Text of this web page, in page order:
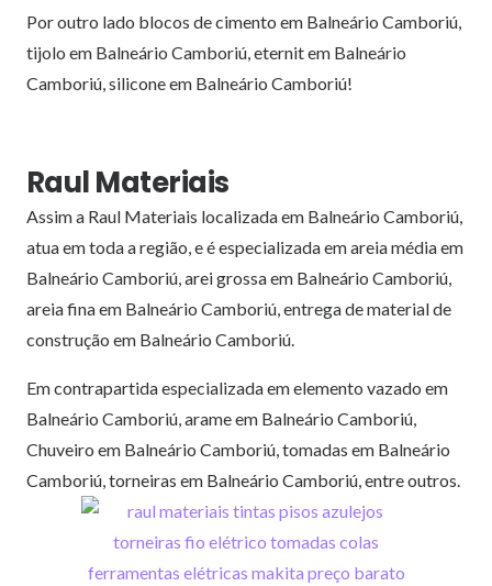
Por outro lado blocos de cimento em Balneário Camboriú,
tijolo em Balneário Camboriú, eternit em Balneário
Camboriú, silicone em Balneário Camboriú!
Raul Materiais
Assim a Raul Materiais localizada em Balneário Camboriú,
atua em toda a região, e é especializada em areia média em
Balneário Camboriú, arei grossa em Balneário Camboriú,
areia fina em Balneário Camboriú, entrega de material de
construção em Balneário Camboriú.
Em contrapartida especializada em elemento vazado em
Balneário Camboriú, arame em Balneário Camboriú,
Chuveiro em Balneário Camboriú, tomadas em Balneário
Camboriú, torneiras em Balneário Camboriú, entre outros.